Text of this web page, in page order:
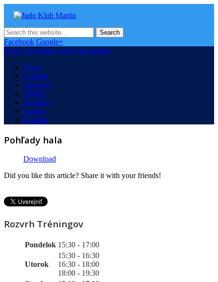
Oficiálna stránka Judo klubu v Martine
Facebook Google+
Show Navigation Hide Navigation
Úvod
O klube
Tréningy
Súťaže
Novinky
Galéria
Kontakt
Pohľady hala
Download
Did you like this article? Share it with your friends!
Rozvrh Tréningov
Pondelok 15:30 - 17:00
Utorok
15:30 - 16:30
16:30 - 18:00
18:00 - 19:30